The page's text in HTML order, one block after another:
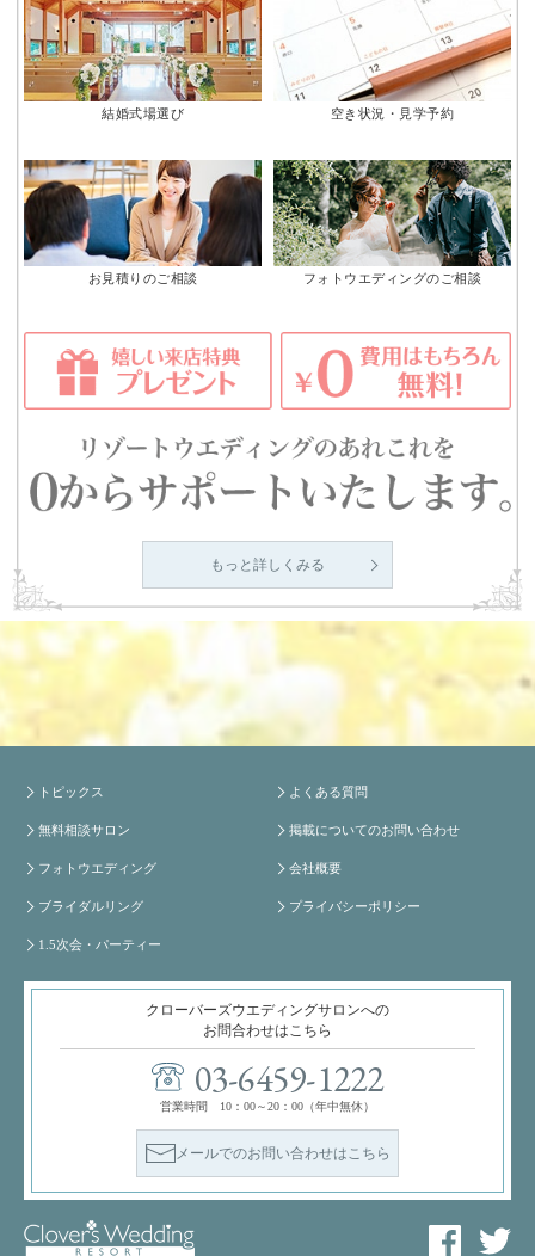
結婚式場選び 空き状況・見学予約
お見積りのご相談 フォトウエディングのご相談
もっと詳しくみる
トピックス
無料相談サロン
フォトウエディング
ブライダルリング
1.5次会・パーティー
よくある質問
掲載についてのお問い合わせ
会社概要
プライバシーポリシー
クローバーズウエディングサロンへの
お問合わせはこちら
03-6459-1222
営業時間 10：00～20：00（年中無休）
メールでのお問い合わせはこちら